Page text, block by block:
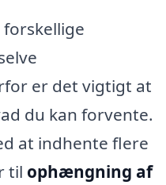
er det vigtigt at
du kan forvente.
at indhente flere
til ophængning af